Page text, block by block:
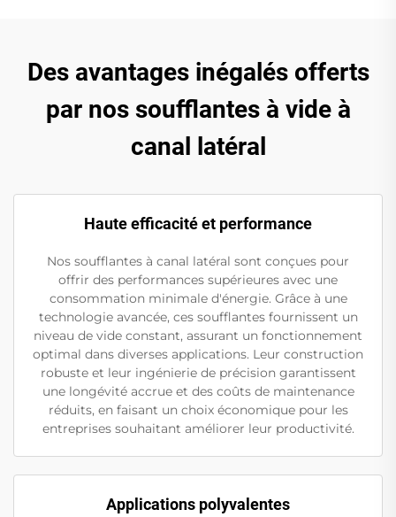
Des avantages inégalés offerts
par nos soufflantes à vide à
canal latéral
Haute efficacité et performance
Nos soufflantes à canal latéral sont conçues pour
offrir des performances supérieures avec une
consommation minimale d'énergie. Grâce à une
technologie avancée, ces soufflantes fournissent un
niveau de vide constant, assurant un fonctionnement
optimal dans diverses applications. Leur construction
robuste et leur ingénierie de précision garantissent
une longévité accrue et des coûts de maintenance
réduits, en faisant un choix économique pour les
entreprises souhaitant améliorer leur productivité.
Applications polyvalentes